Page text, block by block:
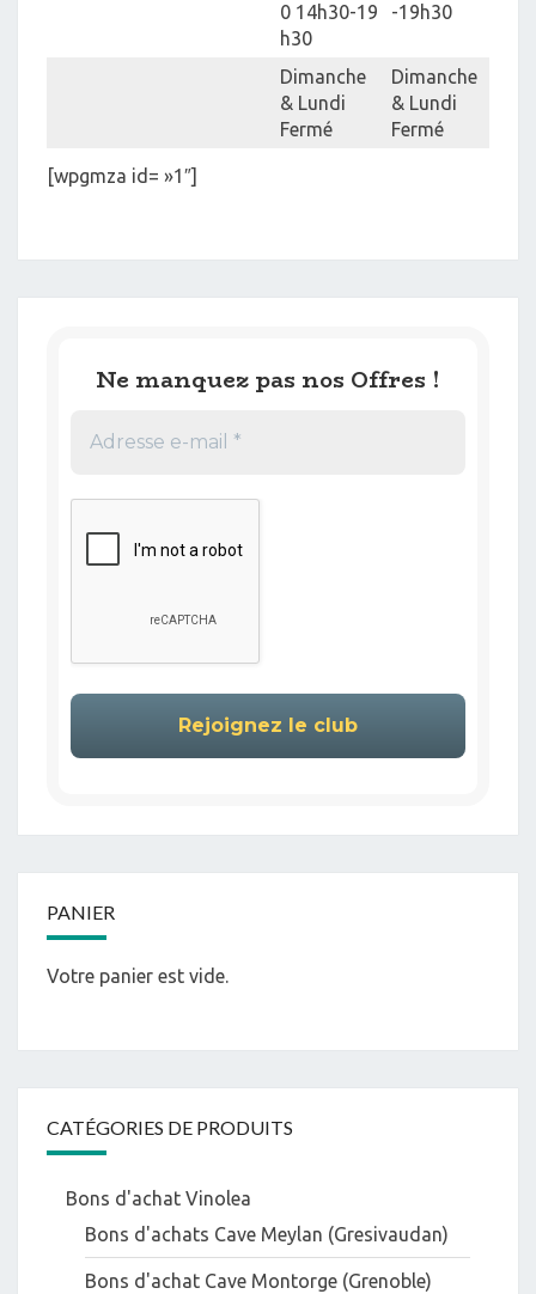
0 14h30-19
h30
-19h30
Dimanche
& Lundi
Fermé
Dimanche
& Lundi
Fermé
[wpgmza id= »1″]
Ne manquez pas nos Offres !
PANIER
Votre panier est vide.
CATÉGORIES DE PRODUITS
Bons d'achat Vinolea
Bons d'achats Cave Meylan (Gresivaudan)
Bons d'achat Cave Montorge (Grenoble)